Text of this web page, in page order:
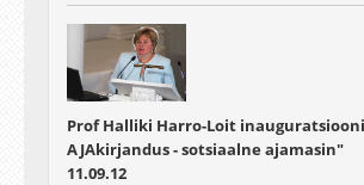
Prof Halliki Harro-Loit
AJAkirjandus - sotsiaalne ajamasin"
11.09.12